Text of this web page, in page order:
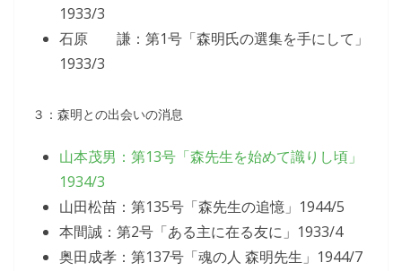
1933/3
石原 謙：第1号「森明氏の選集を手にして」
1933/3
３：森明との出会いの消息
山本茂男：第13号「森先生を始めて識りし頃」
1934/3
山田松苗：第135号「森先生の追憶」1944/5
本間誠：第2号「ある主に在る友に」1933/4
奥田成孝：第137号「魂の人 森明先生」1944/7